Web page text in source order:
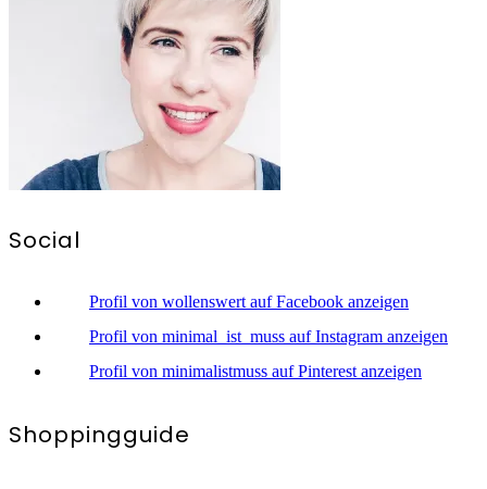
Social
Profil von wollenswert auf Facebook anzeigen
Profil von minimal_ist_muss auf Instagram anzeigen
Profil von minimalistmuss auf Pinterest anzeigen
Shoppingguide